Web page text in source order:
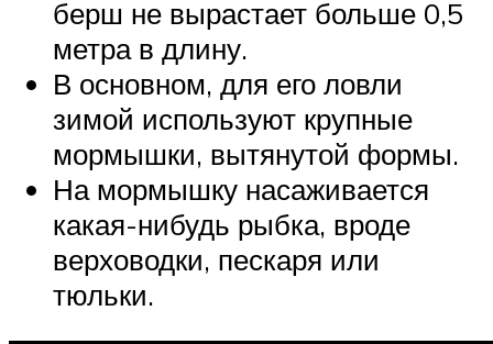
берш не вырастает больше 0,5
метра в длину.
В основном, для его ловли
зимой используют крупные
мормышки, вытянутой формы.
На мормышку насаживается
какая-нибудь рыбка, вроде
верховодки, пескаря или
тюльки.